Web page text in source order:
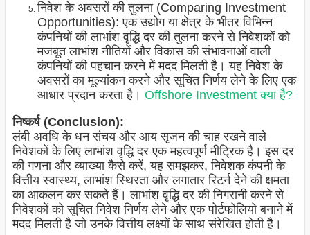
निवेश के अवसरों की तुलना (Comparing Investment
Opportunities): एक उद्योग या क्षेत्र के भीतर विभिन्न
कंपनियों की लाभांश वृद्धि दर की तुलना करने से निवेशकों को
मजबूत लाभांश नीतियों और विकास की संभावनाओं वाली
कंपनियों की पहचान करने में मदद मिलती है। यह निवेश के
अवसरों का मूल्यांकन करने और सूचित निर्णय लेने के लिए एक
आधार प्रदान करता है। Offshore Investment क्या है?
निष्कर्ष (Conclusion):
लंबी अवधि के धन संचय और आय सृजन की चाह रखने वाले
निवेशकों के लिए लाभांश वृद्धि दर एक महत्वपूर्ण मीट्रिक है। इस दर
की गणना और व्याख्या कैसे करें, यह समझकर, निवेशक कंपनी के
वित्तीय स्वास्थ्य, लाभांश स्थिरता और लगातार रिटर्न देने की क्षमता
का आकलन कर सकते हैं। लाभांश वृद्धि दर की निगरानी करने से
निवेशकों को सूचित निवेश निर्णय लेने और एक पोर्टफोलियो बनाने में
मदद मिलती है जो उनके वित्तीय लक्ष्यों के साथ संरेखित होती है।